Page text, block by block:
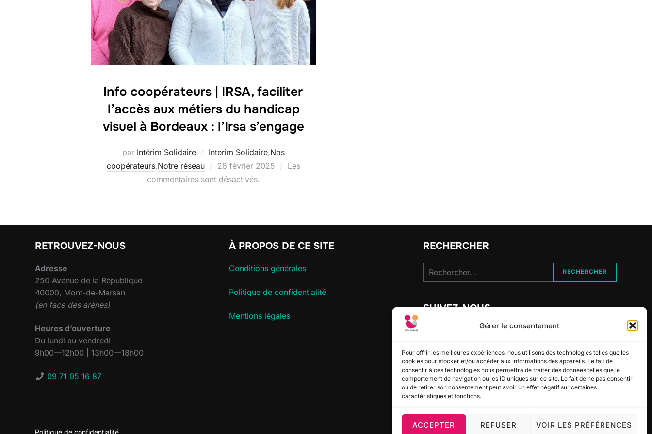
Gérer le consentement
Pour offrir les meilleures expériences, nous utilisons des technologies telles que les
cookies pour stocker et/ou accéder aux informations des appareils. Le fait de
consentir à ces technologies nous permettra de traiter des données telles que le
comportement de navigation ou les ID uniques sur ce site. Le fait de ne pas consentir
ou de retirer son consentement peut avoir un effet négatif sur certaines
caractéristiques et fonctions.
ACCEPTER REFUSER VOIR LES PRÉFÉRENCES
Info coopérateurs | IRSA, faciliter
l’accès aux métiers du handicap
visuel à Bordeaux : l’Irsa s’engage
par Intérim Solidaire Interim Solidaire,Nos
coopérateurs,Notre réseau
Publié
le
28 février 2025
Les
commentaires sont désactivés.
RETROUVEZ-NOUS
Adresse
250 Avenue de la République
40000, Mont-de-Marsan
(en face des arènes)
Heures d’ouverture
Du lundi au vendredi :
9h00—12h00 | 13h00—18h00
09 71 05 16 87
À PROPOS DE CE SITE
Conditions générales
Politique de confidentialité
Mentions légales
RECHERCHER
Recherche
pour :
RECHERCHER
SUIVEZ-NOUS
Politique de confidentialité